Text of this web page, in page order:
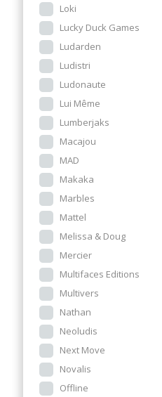
Loki
Lucky Duck Games
Ludarden
Ludistri
Ludonaute
Lui Même
Lumberjaks
Macajou
MAD
Makaka
Marbles
Mattel
Melissa & Doug
Mercier
Multifaces Editions
Multivers
Nathan
Neoludis
Next Move
Novalis
Offline